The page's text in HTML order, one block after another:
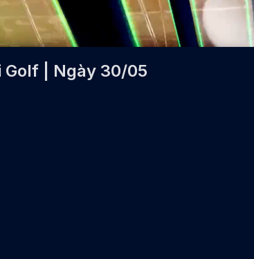
Golf | Ngày 30/05